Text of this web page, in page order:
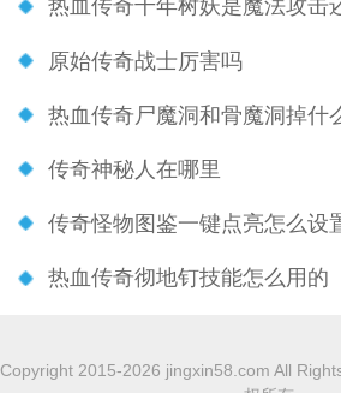
热血传奇千年树妖是魔法攻击
原始传奇战士厉害吗
热血传奇尸魔洞和骨魔洞掉什
传奇神秘人在哪里
传奇怪物图鉴一键点亮怎么设
热血传奇彻地钉技能怎么用的
Copyright 2015-2026 jingxin58.com All